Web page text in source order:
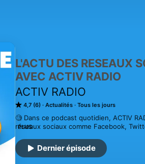
L'ACTU DES RESEAUX
AVEC ACTIV RADIO
ACTIV RADIO
4,7 (6) Actualités Tous les jours
🧐 Dans ce podcast quotidien, ACTIV
réseaux sociaux comme Facebook,
dernièrement sur les réseaux sociaux ?
RADIO, 1ère radio locale de St Etienne et
PLUS
Dernier épisode